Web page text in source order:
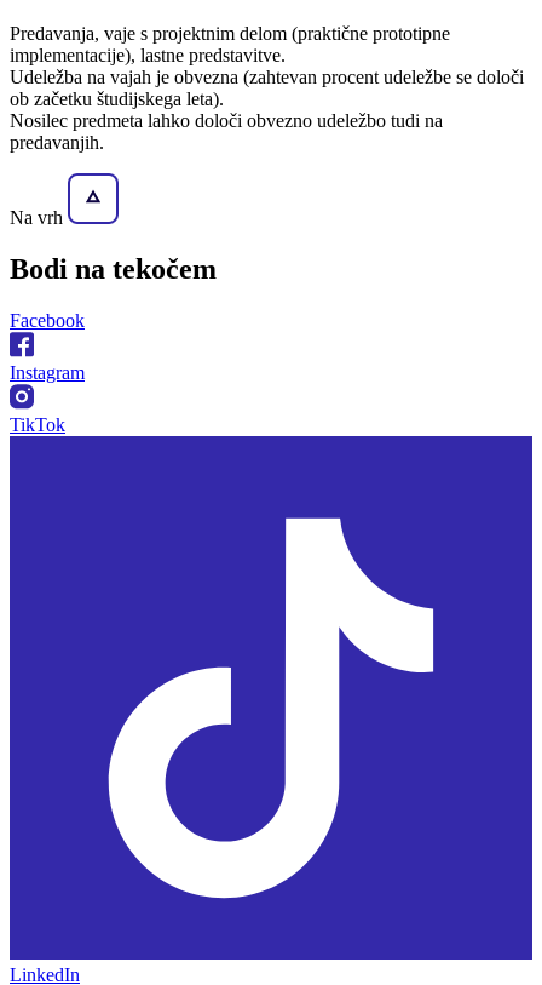
Predavanja, vaje s projektnim delom (praktične prototipne
implementacije), lastne predstavitve.
Udeležba na vajah je obvezna (zahtevan procent udeležbe se določi
ob začetku študijskega leta).
Nosilec predmeta lahko določi obvezno udeležbo tudi na
predavanjih.
Na vrh
Bodi na tekočem
Facebook
Instagram
TikTok
LinkedIn